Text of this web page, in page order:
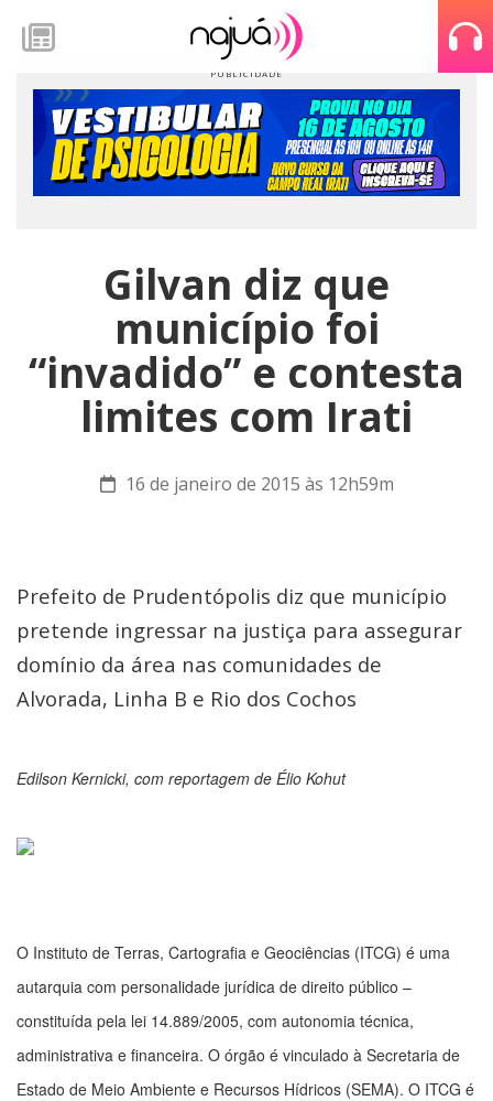
Gilvan diz que
município foi
“invadido” e contesta
limites com Irati
16 de janeiro de 2015 às 12h59m
Prefeito de Prudentópolis diz que município
pretende ingressar na justiça para assegurar
domínio da área nas comunidades de
Alvorada, Linha B e Rio dos Cochos
Edilson Kernicki, com reportagem de Élio Kohut
O Instituto de Terras, Cartografia e Geociências (ITCG) é uma
autarquia com personalidade jurídica de direito público –
constituída pela lei 14.889/2005, com autonomia técnica,
administrativa e financeira. O órgão é vinculado à Secretaria de
Estado de Meio Ambiente e Recursos Hídricos (SEMA). O ITCG é